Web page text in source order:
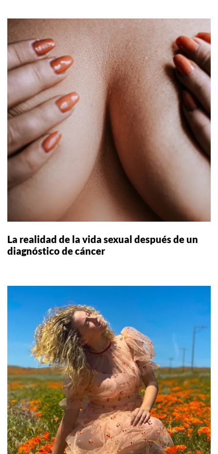
La realidad de la vida sexual después de un
diagnóstico de cáncer